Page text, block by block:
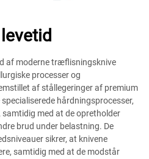
af moderne træflisningsknive
processer og
af stållegeringer af premium
hårdningsprocesser,
med at de opretholder
brud under belastning. De
sikrer, at knivene
samtidig med at de modstår